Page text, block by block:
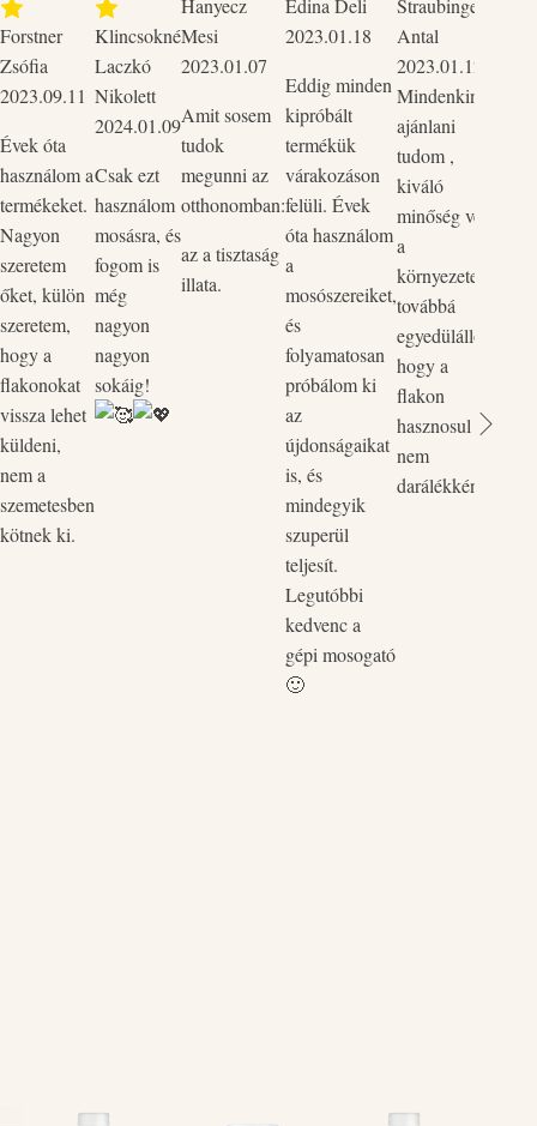
Forstner
Zsófia
2023.09.11
Évek óta
használom a
termékeket.
Nagyon
szeretem
őket, külön
szeretem,
hogy a
flakonokat
vissza lehet
küldeni,
nem a
szemetesben
kötnek ki.
Klincsokné
Laczkó
Nikolett
2024.01.09
Csak ezt
használom
mosásra, és
fogom is
még
nagyon
nagyon
sokáig!
Hanyecz
Mesi
2023.01.07
Amit sosem
tudok
megunni az
otthonomban:
az a tisztaság
illata.
Edina Deli
2023.01.18
Eddig minden
kipróbált
termékük
várakozáson
felüli. Évek
óta használom
a
mosószereiket,
és
folyamatosan
próbálom ki
az
újdonságaikat
is, és
mindegyik
szuperül
teljesít.
Legutóbbi
kedvenc a
gépi mosogató
🙂
Straubinger
Antal
2023.01.12
Mindenkinek
ajánlani
tudom ,
kiváló
minőség védi
a
környezetet,
továbbá
egyedülálló,
hogy a
flakon
hasznosul
nem
darálékként.